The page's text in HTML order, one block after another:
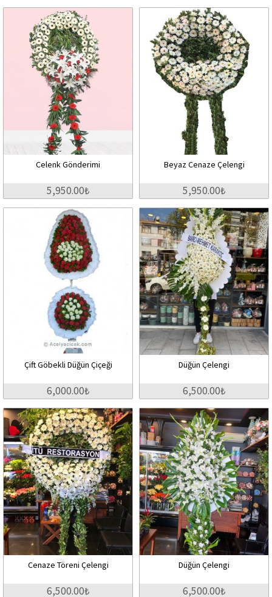
Celenk Gönderimi
5,950.00₺
Beyaz Cenaze Çelengi
5,950.00₺
Çift Göbekli Düğün Çiçeği
6,000.00₺
Düğün Çelengi
6,500.00₺
Cenaze Töreni Çelengi
6,500.00₺
Düğün Çelengi
6,500.00₺